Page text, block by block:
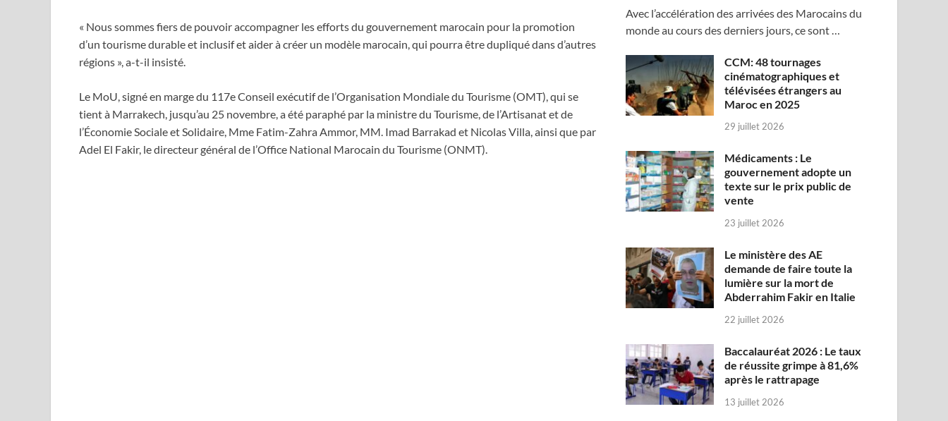
« Nous sommes fiers de pouvoir accompagner les efforts du gouvernement marocain pour la promotion
d’un tourisme durable et inclusif et aider à créer un modèle marocain, qui pourra être dupliqué dans d’autres
régions », a-t-il insisté.
Le MoU, signé en marge du 117e Conseil exécutif de l’Organisation Mondiale du Tourisme (OMT), qui se
tient à Marrakech, jusqu’au 25 novembre, a été paraphé par la ministre du Tourisme, de l’Artisanat et de
l’Économie Sociale et Solidaire, Mme Fatim-Zahra Ammor, MM. Imad Barrakad et Nicolas Villa, ainsi que par
Adel El Fakir, le directeur général de l’Office National Marocain du Tourisme (ONMT).
Avec l’accélération des arrivées des Marocains du
monde au cours des derniers jours, ce sont …
CCM: 48 tournages
cinématographiques et
télévisées étrangers au
Maroc en 2025
29 juillet 2026
Médicaments : Le
gouvernement adopte un
texte sur le prix public de
vente
23 juillet 2026
Le ministère des AE
demande de faire toute la
lumière sur la mort de
Abderrahim Fakir en Italie
22 juillet 2026
Baccalauréat 2026 : Le taux
de réussite grimpe à 81,6%
après le rattrapage
13 juillet 2026